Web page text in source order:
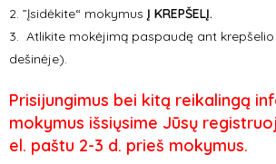
2. ”Įsidėkite“ mokymus Į KREPŠELĮ.
3. Atlikite mokėjimą paspaudę ant
dešinėje).
Prisijungimus bei kitą reikalingą
mokymus išsiųsime Jūsų
el. paštu 2-3 d. prieš mokymus.